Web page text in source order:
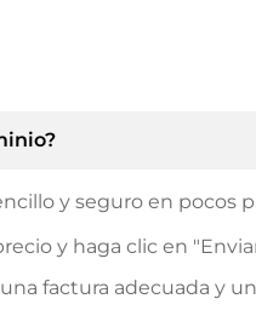
y seguro en pocos
y haga clic en
factura adecuada y